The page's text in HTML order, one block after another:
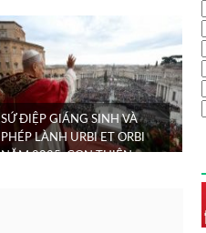
SỨ ĐIỆP GIÁNG SINH VÀ
PHÉP LÀNH URBI ET ORBI
NĂM 2025: CON THIÊN